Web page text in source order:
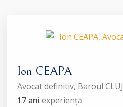
Ion CEAPA
Avocat definitiv, Baroul CLUJ
17 ani experiență